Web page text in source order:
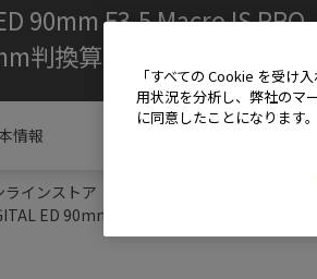
90mm F3.5 Macro IS PRO
判換算）
情報
インストア M.ZUIKO
ED 90mm F3.5 Macro IS PRO｜マクロ
「すべての Cookie を受け
用状況を分析し、弊社のマ
に同意したことになります。